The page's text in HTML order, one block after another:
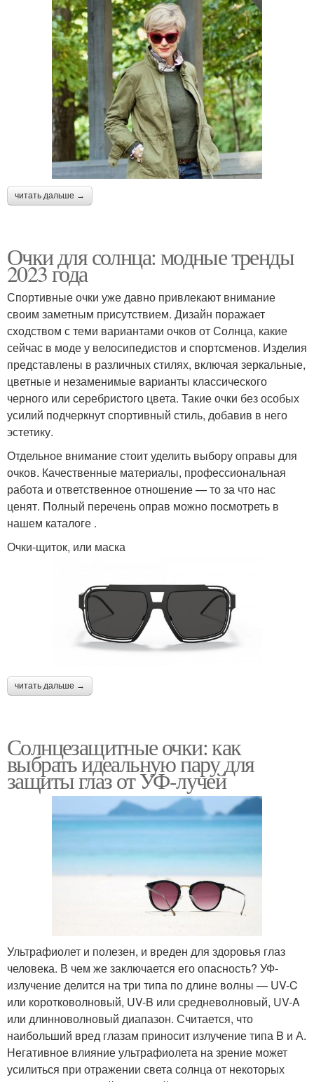
читать дальше →
Очки для солнца: модные тренды
2023 года
Спортивные очки уже давно привлекают внимание
своим заметным присутствием. Дизайн поражает
сходством с теми вариантами очков от Солнца, какие
сейчас в моде у велосипедистов и спортсменов. Изделия
представлены в различных стилях, включая зеркальные,
цветные и незаменимые варианты классического
черного или серебристого цвета. Такие очки без особых
усилий подчеркнут спортивный стиль, добавив в него
эстетику.
Отдельное внимание стоит уделить выбору оправы для
очков. Качественные материалы, профессиональная
работа и ответственное отношение — то за что нас
ценят. Полный перечень оправ можно посмотреть в
нашем каталоге .
Очки-щиток, или маска
читать дальше →
Солнцезащитные очки: как
выбрать идеальную пару для
защиты глаз от УФ-лучей
Ультрафиолет и полезен, и вреден для здоровья глаз
человека. В чем же заключается его опасность? УФ-
излучение делится на три типа по длине волны — UV-C
или коротковолновый, UV-B или средневолновый, UV-A
или длинноволновый диапазон. Считается, что
наибольший вред глазам приносит излучение типа B и А.
Негативное влияние ультрафиолета на зрение может
усилиться при отражении света солнца от некоторых